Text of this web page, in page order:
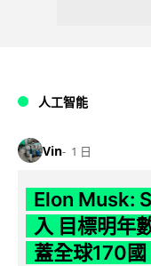
人工智能
Vin 1 日
Elon Musk:
入 目標明年
蓋全球170國